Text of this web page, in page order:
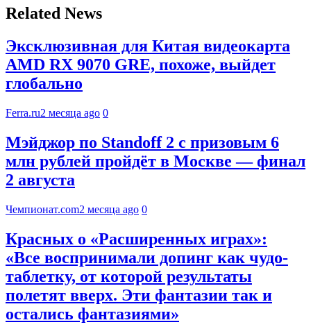
Related News
Эксклюзивная для Китая видеокарта
AMD RX 9070 GRE, похоже, выйдет
глобально
Ferra.ru2 месяца ago 0
Мэйджор по Standoff 2 с призовым 6
млн рублей пройдёт в Москве — финал
2 августа
Чемпионат.com2 месяца ago 0
Красных о «Расширенных играх»:
«Все воспринимали допинг как чудо-
таблетку, от которой результаты
полетят вверх. Эти фантазии так и
остались фантазиями»